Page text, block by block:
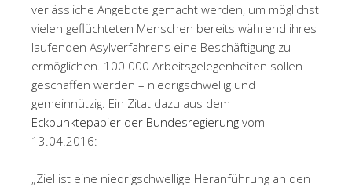
verlässliche Angebote gemacht werden, um möglichst
vielen geflüchteten Menschen bereits während ihres
laufenden Asylverfahrens eine Beschäftigung zu
ermöglichen. 100.000 Arbeitsgelegenheiten sollen
geschaffen werden – niedrigschwellig und
gemeinnützig. Ein Zitat dazu aus dem
Eckpunktepapier der Bundesregierung vom
13.04.2016:
„Ziel ist eine niedrigschwellige Heranführung an den